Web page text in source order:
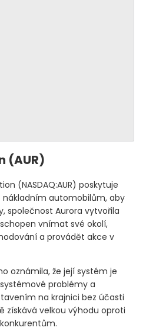
(AUR)
(NASDAQ:AUR) poskytuje
nákladním automobilům, aby
společnost Aurora vytvořila
vnímat své okolí,
a provádět akce v
oznámila, že její systém je
problémy a
na krajnici bez účasti
získává velkou výhodu oproti